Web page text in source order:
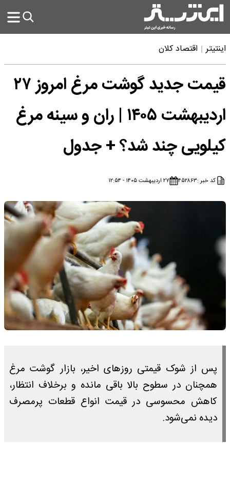
اینتیتر اقتصاد کلان
قیمت جدید گوشت مرغ امروز ۲۷
اردیبهشت ۱۴۰۵ | ران و سینه مرغ
کیلویی چند شد؟ + جدول
کد خبر :۴۵۲۸۶۳ ۲۷ اردیبهشت ۱۴۰۵ - ۱۲:۵۴
پس از شوک قیمتی روزهای اخیر، بازار گوشت مرغ
همچنان در سطوح بالا باقی مانده و برخلاف انتظار،
کاهش محسوسی در قیمت انواع قطعات پرمصرف
دیده نمی‌شود.